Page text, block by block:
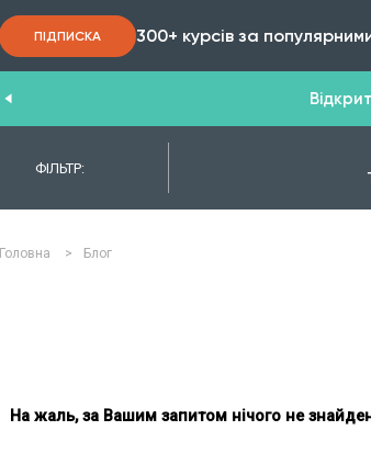
ПІДПИСКА 300+ курсів за
ФІЛЬТР:
Головна > Блог
На жаль, за Вашим запитом нічого не